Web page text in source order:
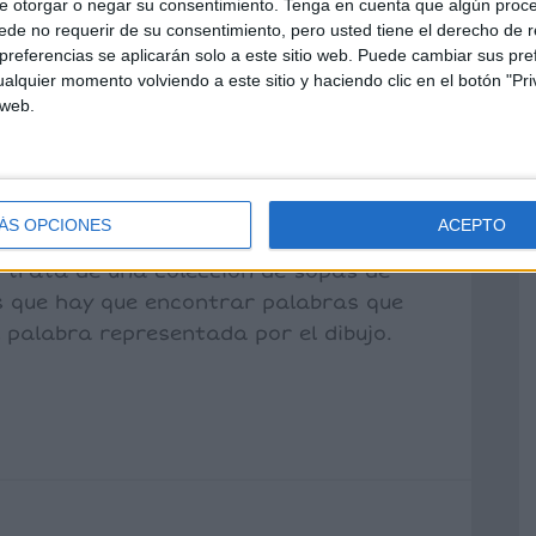
otorgar o negar su consentimiento. Tenga en cuenta que algún
no requerir de su consentimiento, pero usted tiene el derecho de
se aplicarán solo a este sitio web. Puede cambiar sus
momento volviendo a este sitio y haciendo clic en el botón
OPCIONES ACEPTO
soluciones:
trabajar la conciencia fonológica de
especial, a través de las rimas.
comparto esta actividad tan
de una colección de sopas de
que hay que encontrar palabras que
palabra representada por el dibujo.